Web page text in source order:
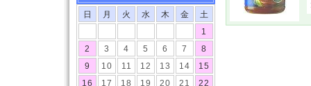
日 月 火 水 木 金
土
1
2
3 4 5 6 7
8
9
10 11 12 13 14
15
16
17 18 19 20 21
22